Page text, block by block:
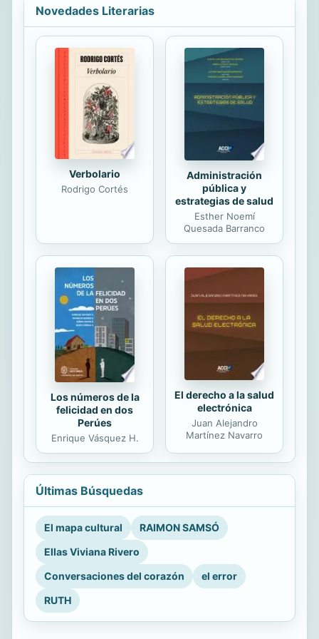
capítulos, podrá encontrar
que le ayudarán a adentrarse en el
mundo de la edificación en general y
de la construcción en particular. El
libro se inicia con un capítulo de
conceptos generales que sirve de
hilo conductor para, de manera
ordenada, ir introduciendo otros
capítulos que hacen...
Novedades Literarias
Verbolario
Rodrigo Cortés
Administración
pública y
estrategias de salud
Esther Noemí
Quesada Barranco
Los números de la
felicidad en dos
Perúes
Enrique Vásquez H.
El derecho a la salud
electrónica
Juan Alejandro
Martínez Navarro
Últimas Búsquedas
El mapa cultural
RAIMON SAMSÓ
Ellas Viviana Rivero
Conversaciones del corazón
el error
RUTH